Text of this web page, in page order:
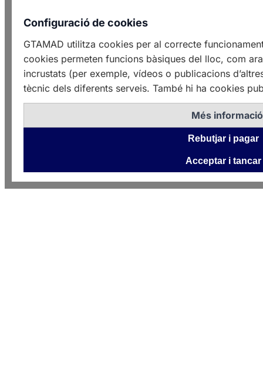
Configuració de cookies
GTAMAD utilitza cookies per al correcte
cookies permeten funcions bàsiques del lloc, com
incrustats (per exemple, vídeos o publicacions
tècnic dels diferents serveis. També hi ha cookies
Més
Rebutjar i pagar
Acceptar i tancar